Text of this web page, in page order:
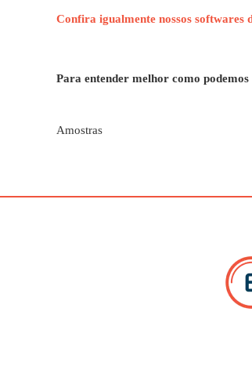
Confira igualmente nossos softwares
Para entender melhor como
Amostras